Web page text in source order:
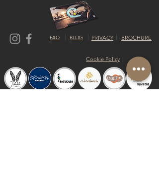
FAQ BLOG PRIVACY BROCHURE
Cookie Policy